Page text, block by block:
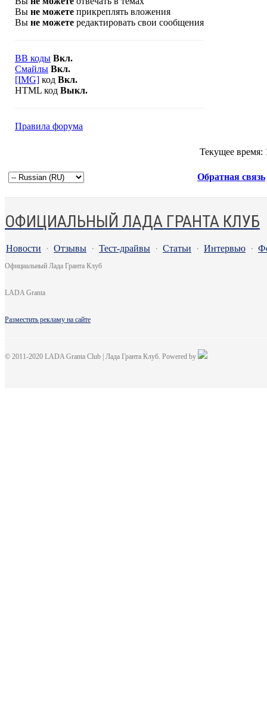
Вы не можете прикреплять вложения
Вы не можете редактировать свои сообщения
BB коды Вкл.
Смайлы Вкл.
[IMG] код Вкл.
HTML код Выкл.
Правила форума
Текущее время:
Обратная связь
ОФИЦИАЛЬНЫЙ ЛАДА ГРАНТА КЛУБ
Новости · Отзывы · Тест-драйвы · Статьи · Интервью ·
Официальный Лада Гранта Клуб
LADA Granta
Разместить рекламу на сайте
© 2011-2020 LADA Granta Club | Лада Гранта Клуб. Powered by